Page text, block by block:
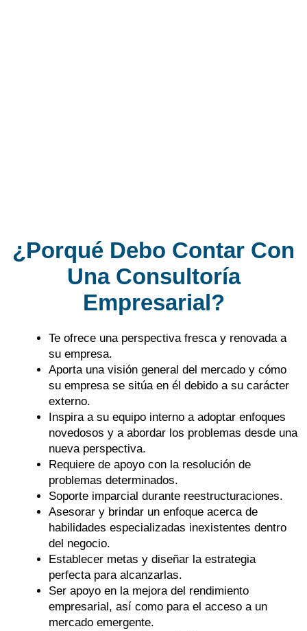
¿Porqué Debo Contar Con
Una Consultoría
Empresarial?
Te ofrece una perspectiva fresca y renovada a
su empresa.
Aporta una visión general del mercado y cómo
su empresa se sitúa en él debido a su carácter
externo.
Inspira a su equipo interno a adoptar enfoques
novedosos y a abordar los problemas desde una
nueva perspectiva.
Requiere de apoyo con la resolución de
problemas determinados.
Soporte imparcial durante reestructuraciones.
Asesorar y brindar un enfoque acerca de
habilidades especializadas inexistentes dentro
del negocio.
Establecer metas y diseñar la estrategia
perfecta para alcanzarlas.
Ser apoyo en la mejora del rendimiento
empresarial, así como para el acceso a un
mercado emergente.